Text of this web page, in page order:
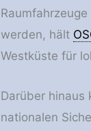
werden, hält
Westküste für
Darüber hinaus
nationalen